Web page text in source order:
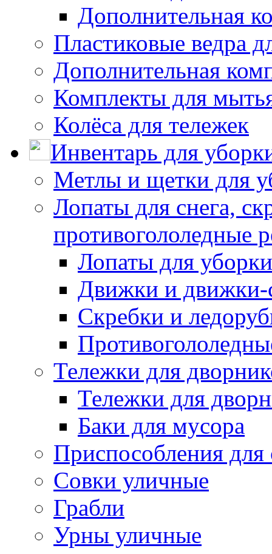
Дополнительная
Пластиковые ведра
Дополнительная
Комплекты для
Колёса для тележек
Инвентарь для
Метлы и щетки для
Лопаты для снега,
противогололедные
Лопаты для
Движки и движки-
Скребки и
Тележки для
Тележки для
Баки для мусора
Приспособления для
Совки уличные
Грабли
Урны уличные